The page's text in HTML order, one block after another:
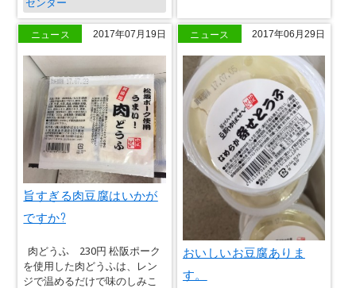
センター
ニュース 2017年07月19日
旨すぎる肉豆腐はいかが
ですか?
肉どうふ 230円 松阪ポーク
を使用した肉どうふは、レン
ジで温めるだけで味のしみこ
ニュース 2017年06月29日
おいしいお豆腐ありま
す。